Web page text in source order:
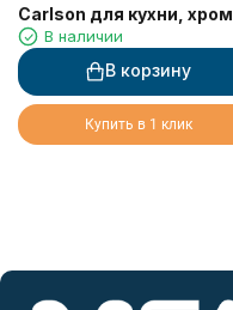
Carlson для кухни, хром
В наличии
В корзину
Купить в 1 клик